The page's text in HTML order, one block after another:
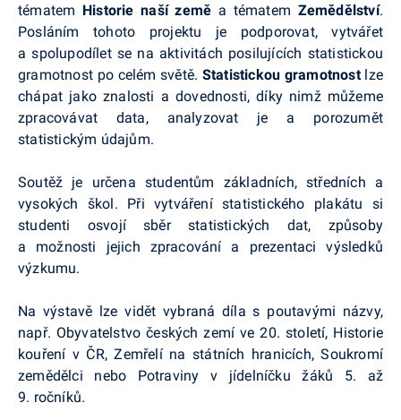
tématem Historie naší země a tématem Zemědělství.
Posláním tohoto projektu je podporovat, vytvářet
a spolupodílet se na aktivitách posilujících statistickou
gramotnost po celém světě. Statistickou gramotnostlze
chápat jako znalosti a dovednosti, díky nimž můžeme
zpracovávat data, analyzovat je a porozumět
statistickým údajům.
Soutěž je určena studentům základních, středních a
vysokých škol.
Při vytváření statistického plakátu si
studenti osvojí sběr statistických dat, způsoby
a možnosti jejich zpracování a prezentaci výsledků
výzkumu.
Na výstavě lze vidět vybraná díla s poutavými názvy,
např. Obyvatelstvo českých zemí ve 20. století, Historie
kouření v ČR, Zemřelí na státních hranicích, Soukromí
zemědělci nebo Potraviny v jídelníčku žáků 5. až
9. ročníků.